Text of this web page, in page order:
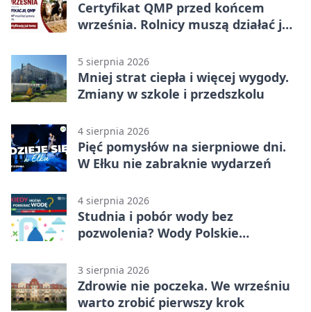
Certyfikat QMP przed końcem
września. Rolnicy muszą działać już
5 sierpnia 2026
Mniej strat ciepła i więcej wygody.
Zmiany w szkole i przedszkolu
4 sierpnia 2026
Pięć pomysłów na sierpniowe dni.
W Ełku nie zabraknie wydarzeń
4 sierpnia 2026
Studnia i pobór wody bez
pozwolenia? Wody Polskie
3 sierpnia 2026
Zdrowie nie poczeka. We wrześniu
warto zrobić pierwszy krok